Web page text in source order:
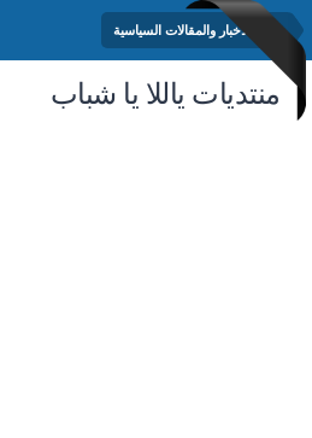
منتدى الأخبار والمقالات السياسية
منتديات ياللا يا شباب